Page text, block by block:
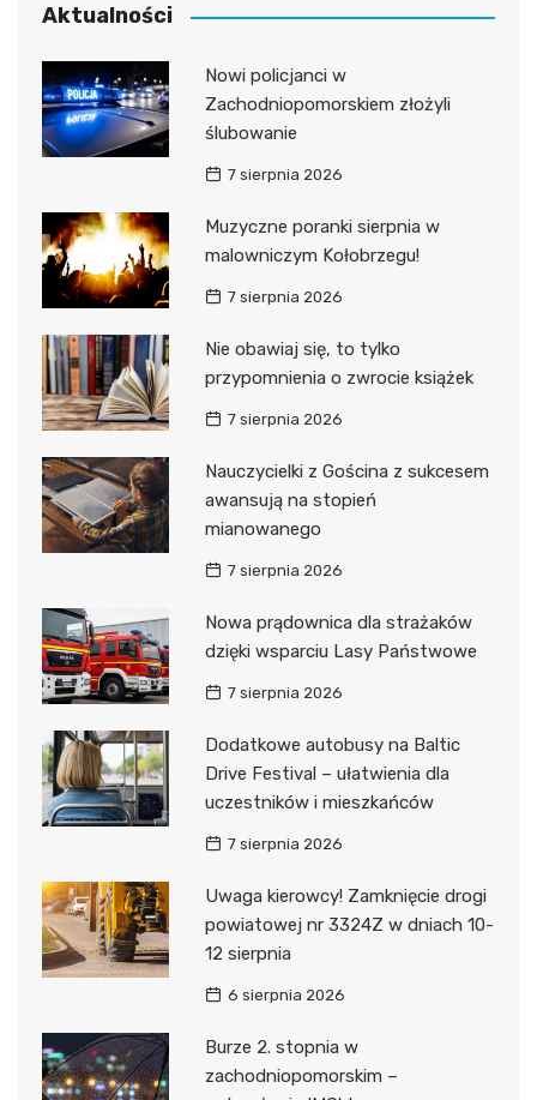
Aktualności
Nowi policjanci w
Zachodniopomorskiem złożyli
ślubowanie
7 sierpnia 2026
Muzyczne poranki sierpnia w
malowniczym Kołobrzegu!
7 sierpnia 2026
Nie obawiaj się, to tylko
przypomnienia o zwrocie książek
7 sierpnia 2026
Nauczycielki z Gościna z sukcesem
awansują na stopień
mianowanego
7 sierpnia 2026
Nowa prądownica dla strażaków
dzięki wsparciu Lasy Państwowe
7 sierpnia 2026
Dodatkowe autobusy na Baltic
Drive Festival – ułatwienia dla
uczestników i mieszkańców
7 sierpnia 2026
Uwaga kierowcy! Zamknięcie drogi
powiatowej nr 3324Z w dniach 10-
12 sierpnia
6 sierpnia 2026
Burze 2. stopnia w
zachodniopomorskim –